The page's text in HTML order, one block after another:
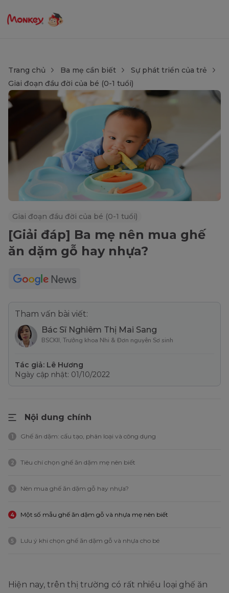
Trang chủ Ba mẹ cần biết
Sự phát triển của trẻ
Giai đoạn đầu đời của bé (0-1 tuổi)
Giai đoạn đầu đời của bé (0-1 tuổi)
[Giải đáp] Ba mẹ nên mua ghế
ăn dặm gỗ hay nhựa?
Tham vấn bài viết:
Bác Sĩ Nghiêm Thị Mai Sang
BSCKII, Trưởng khoa Nhi & Đơn nguyên Sơ sinh
Tác giả: Lê Hương
Ngày cập nhật: 01/10/2022
Nội dung chính
1 Ghế ăn dặm: cấu tạo, phân loại và công dụng
2 Tiêu chí chọn ghế ăn dặm mẹ nên biết
3 Nên mua ghế ăn dặm gỗ hay nhựa?
4 Một số mẫu ghế ăn dặm gỗ và nhựa mẹ nên biết
5 Lưu ý khi chọn ghế ăn dặm gỗ và nhựa cho bé
Hiện nay, trên thị trường có rất nhiều loại ghế ăn